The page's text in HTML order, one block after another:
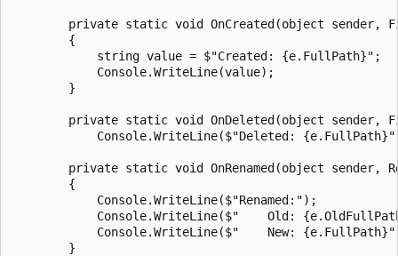
private static void OnCreated(object sender,
        {
            string value = $"Created: {e.FullPath}";
            Console.WriteLine(value);
        }
private static void OnDeleted(object sender,
Console.WriteLine($"Deleted:
private static void OnRenamed(object sender,
        {
            Console.WriteLine($"Renamed:");
Console.WriteLine($"    Old:
Console.WriteLine($"    New:
        }